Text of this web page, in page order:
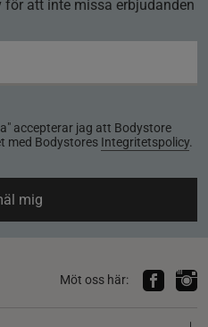
att inte missa erbjudanden
accepterar jag att Bodystore
med Bodystores Integritetspolicy.
mig
Möt oss här: